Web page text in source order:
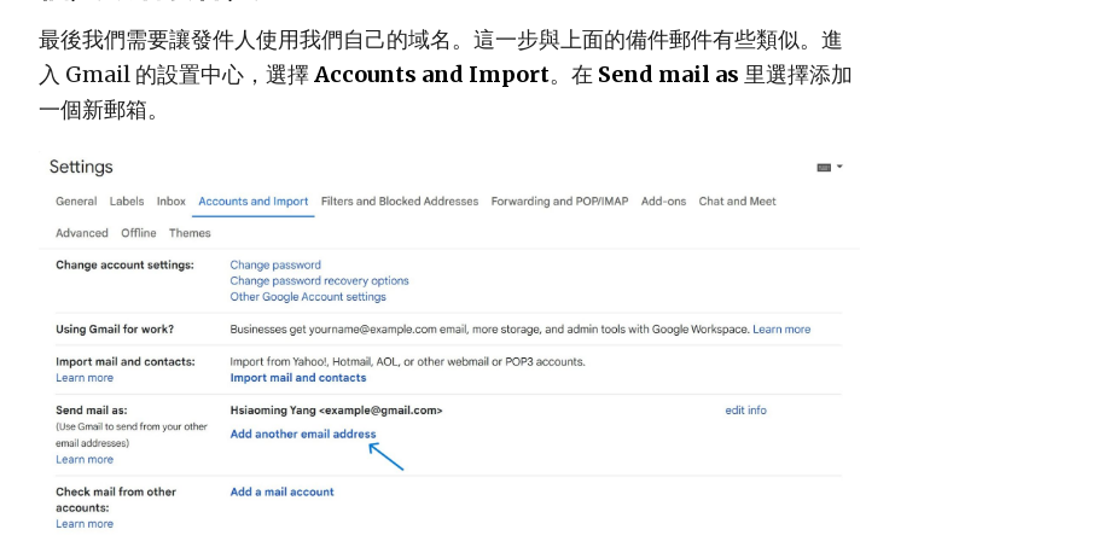
最後我們需要讓發件人使用我們自己的域名。這一步與上面的備件郵件有些類似。進
入 Gmail 的設置中心，選擇Accounts and Import。在 Send mail as 里選擇添加
一個新郵箱。